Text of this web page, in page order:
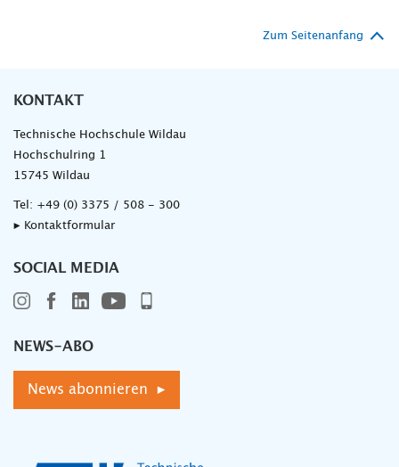
Zum Seitenanfang
KONTAKT
Technische Hochschule Wildau
Hochschulring 1
15745 Wildau
Tel: +49 (0) 3375 / 508 - 300
▸ Kontaktformular
SOCIAL MEDIA
NEWS-ABO
News abonnieren ▸